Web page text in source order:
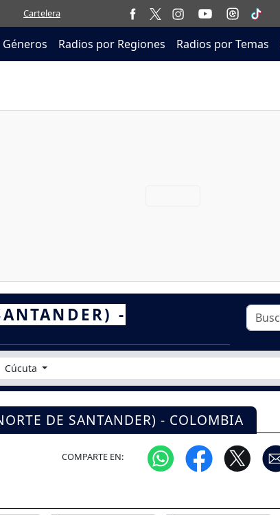
Cartelera
Radios por Regiones Radios por Temas
-
Cúcuta
DE SANTANDER) - COLOMBIA
COMPARTE EN: